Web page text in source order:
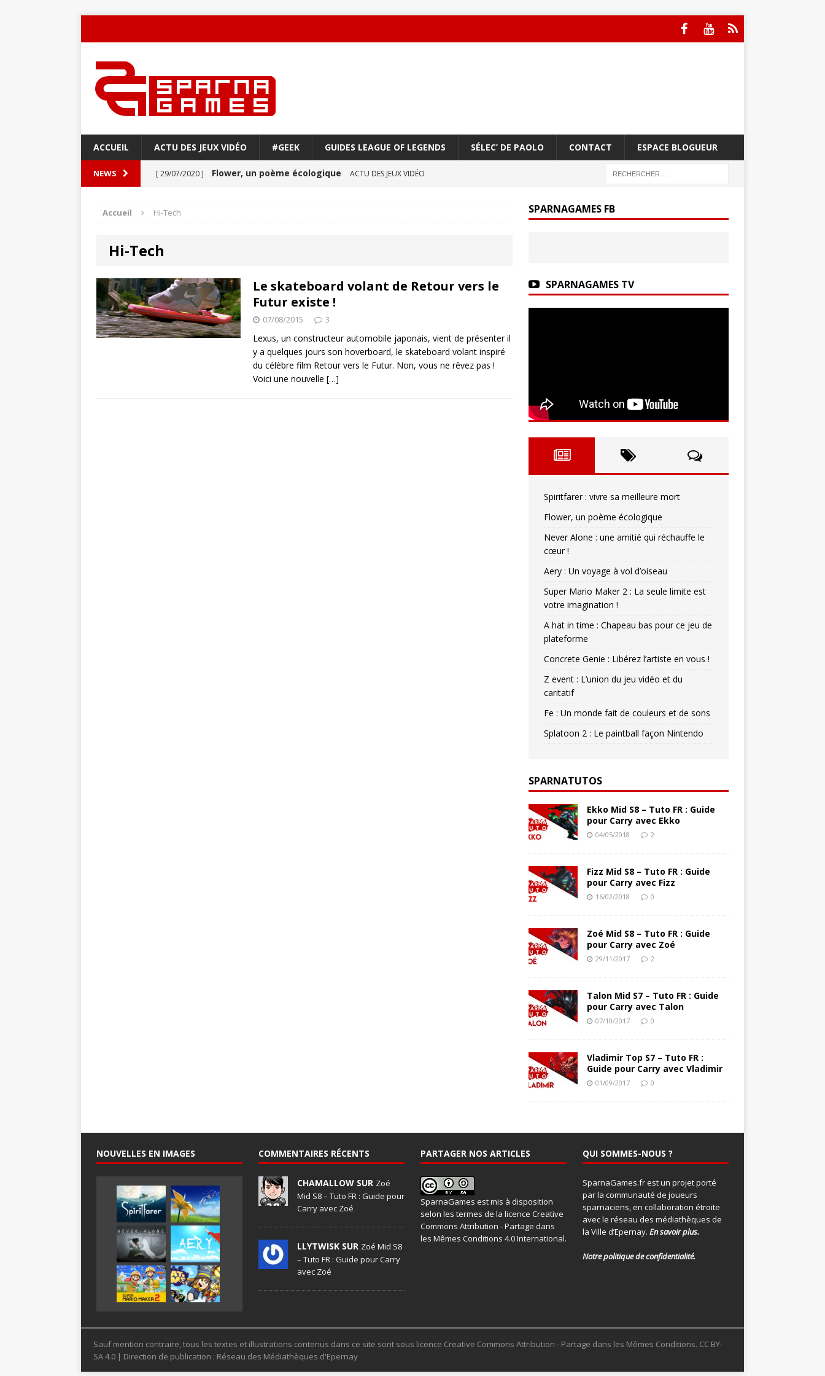
ACCUEIL ACTU DES JEUX VIDÉO #GEEK GUIDES LEAGUE OF LEGENDS SÉLEC’ DE PAOLO CONTACT ESPACE BLOGUEUR
NEWS [ 29/07/2020 ] Flower, un poème écologique ACTU DES JEUX VIDÉO
[ 21/03/2020 ]
[ 21/03/2020 ] Super Mario Maker 2 : La seule limite est votre imagination !
ACTU DES JEUX VIDÉO
[ 03/10/2020 ] Spiritfarer : vivre sa meilleure mort
Accueil Hi-Tech
Hi-Tech
Le skateboard volant de Retour vers le
Futur existe !
07/08/2015 3
Lexus, un constructeur automobile japonais, vient de présenter il
y a quelques jours son hoverboard, le skateboard volant inspiré
du célèbre film Retour vers le Futur. Non, vous ne rêvez pas !
Voici une nouvelle […]
SPARNAGAMES FB
SPARNAGAMES TV
Spiritfarer : vivre sa meilleure mort
Flower, un poème écologique
Never Alone : une amitié qui réchauffe le
cœur !
Aery : Un voyage à vol d’oiseau
Super Mario Maker 2 : La seule limite est
votre imagination !
A hat in time : Chapeau bas pour ce jeu de
plateforme
Concrete Genie : Libérez l’artiste en vous !
Z event : L’union du jeu vidéo et du
caritatif
Fe : Un monde fait de couleurs et de sons
Splatoon 2 : Le paintball façon Nintendo
SPARNATUTOS
Ekko Mid S8 – Tuto FR : Guide
pour Carry avec Ekko
04/05/2018 2
Fizz Mid S8 – Tuto FR : Guide
pour Carry avec Fizz
16/02/2018 0
Zoé Mid S8 – Tuto FR : Guide
pour Carry avec Zoé
29/11/2017 2
Talon Mid S7 – Tuto FR : Guide
pour Carry avec Talon
07/10/2017 0
Vladimir Top S7 – Tuto FR :
Guide pour Carry avec Vladimir
01/09/2017 0
NOUVELLES EN IMAGES COMMENTAIRES RÉCENTS
CHAMALLOW SUR Zoé
Mid S8 – Tuto FR : Guide pour
Carry avec Zoé
LLYTWISK SUR Zoé Mid S8
– Tuto FR : Guide pour Carry
avec Zoé
PARTAGER NOS ARTICLES
SparnaGames est mis à disposition
selon les termes de la licence Creative
Commons Attribution - Partage dans
les Mêmes Conditions 4.0 International.
QUI SOMMES-NOUS ?
SparnaGames.fr est un projet porté
par la communauté de joueurs
sparnaciens, en collaboration étroite
avec le réseau des médiathèques de
la Ville d’Epernay. En savoir plus.
Notre politique de confidentialité.
Sauf mention contraire, tous les textes et illustrations contenus dans ce site sont sous licence Creative Commons Attribution - Partage dans les Mêmes Conditions. CC BY-
SA 4.0 | Direction de publication : Réseau des Médiathèques d'Epernay